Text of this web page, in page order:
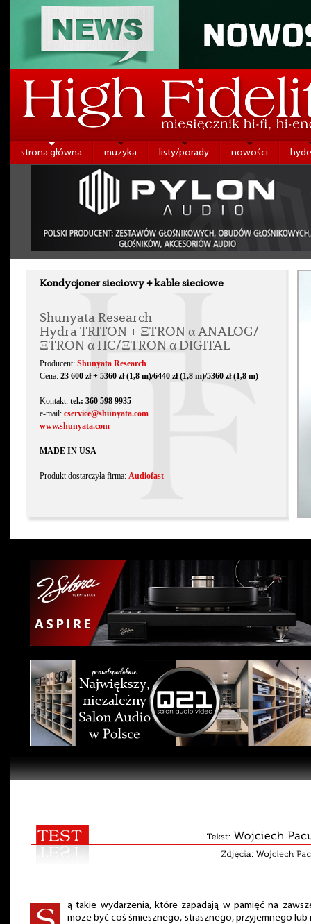
strona główna muzyka listy/porady nowości
Kondycjoner sieciowy + kable sieciowe
Shunyata Research
Hydra TRITON + ΞTRON α ANALOG/
ΞTRON α HC/ΞTRON α DIGITAL
Producent: Shunyata Research
Cena: 23 600 zł + 5360 zł (1,8 m)/6440 zł (1,8 m)/5360 zł (1,8 m)
Kontakt: tel.: 360 598 9935
e-mail: cservice@shunyata.com
www.shunyata.com
MADE IN USA
Produkt dostarczyła firma: Audiofast
ą takie wydarzenia, które zapadają w pamięć na
może być coś śmiesznego, strasznego, przyjemnego lub